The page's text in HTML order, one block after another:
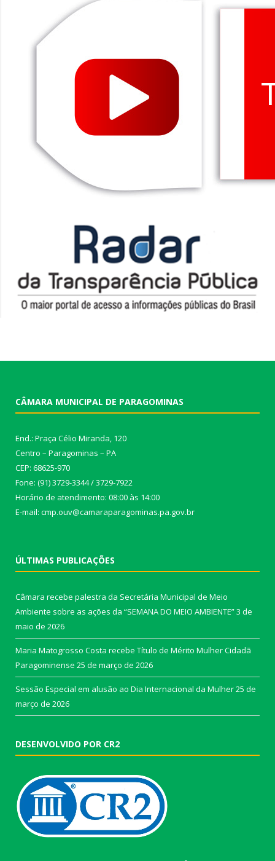
CÂMARA MUNICIPAL DE PARAGOMINAS
End.: Praça Célio Miranda, 120
Centro – Paragominas – PA
CEP: 68625-970
Fone: (91) 3729-3344 / 3729-7922
Horário de atendimento: 08:00 às 14:00
E-mail: cmp.ouv@camaraparagominas.pa.gov.br
ÚLTIMAS PUBLICAÇÕES
Câmara recebe palestra da Secretária Municipal de Meio
Ambiente sobre as ações da “SEMANA DO MEIO AMBIENTE”3 de
maio de 2026
Maria Matogrosso Costa recebe Título de Mérito Mulher Cidadã
Paragominense 25 de março de 2026
Sessão Especial em alusão ao Dia Internacional da Mulher25 de
março de 2026
DESENVOLVIDO POR CR2